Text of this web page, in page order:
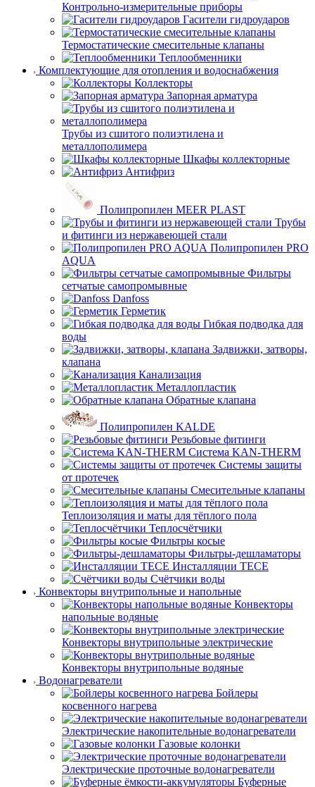
Контрольно-измерительные приборы
Гасители гидроударов
Термостатические смесительные клапаны
Теплообменники
Комплектующие для отопления и водоснабжения
Коллекторы
Запорная арматура
Трубы из сшитого полиэтилена и
металлополимера
Шкафы коллекторные
Антифриз
Полипропилен MEER PLAST
Трубы
и фитинги из нержавеющей стали
Полипропилен PRO
AQUA
Фильтры
сетчатые самопромывные
Danfoss
Герметик
Гибкая подводка для
воды
Задвижки, затворы,
клапана
Канализация
Металлопластик
Обратные клапана
Полипропилен KALDE
Резьбовые фитинги
Система KAN-THERM
Системы защиты
от протечек
Смесительные клапаны
Теплоизоляция и маты для тёплого пола
Теплосчётчики
Фильтры косые
Фильтры-дешламаторы
Инсталляции TECE
Счётчики воды
Конвекторы внутрипольные и напольные
Конвекторы
напольные водяные
Конвекторы внутрипольные электрические
Конвекторы внутрипольные водяные
Водонагреватели
Бойлеры
косвенного нагрева
Электрические накопительные водонагреватели
Газовые колонки
Электрические проточные водонагреватели
Буферные